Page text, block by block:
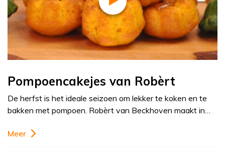
Pompoencakejes van Robèrt
De herfst is het ideale seizoen om lekker te koken en te
bakken met pompoen. Robèrt van Beckhoven maakt in…
Meer